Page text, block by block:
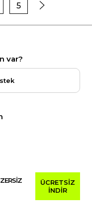
5
var?
ÜCRETSİZ
İNDİR